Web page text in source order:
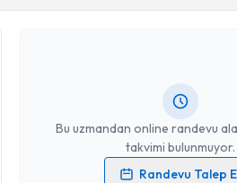
Bu uzmandan online randevu
takvimi bulunmuyor.
Randevu Talep
Psk. Öznur Yeşilbaş